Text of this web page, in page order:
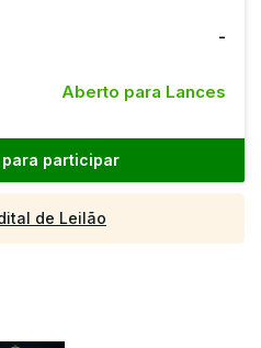
-
Aberto para Lances
para participar
de Leilão